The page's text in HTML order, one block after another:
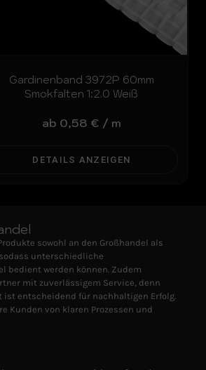
Gardinenband 3972P 60mm
Smokfalten 1:2.0 Weiß
ab 0,58 € / m
DETAILS ANZEIGEN
sowohl an den Großhandel als
unterschiedliche
bedient werden können. Zudem
mit zuverlässigem Service, denn
ist entscheidend für nachhaltigen Erfolg.
Kunden von klaren Prozessen und